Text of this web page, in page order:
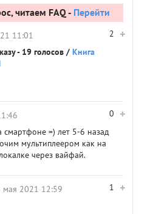
читаем FAQ - Перейти
2
11:01
- 19 голосов / Книга
0
смартфоне =) лет 5-6 назад
мультиплеером как на
через вайфай.
1
мая 2021 12:59